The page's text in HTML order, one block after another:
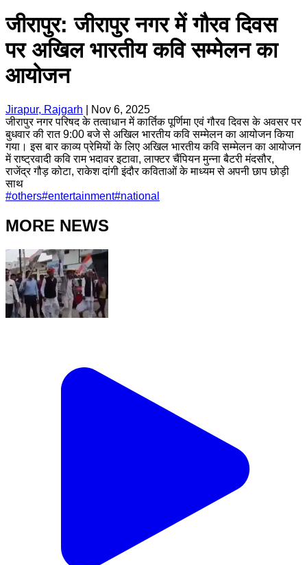
जीरापुर: जीरापुर नगर में गौरव दिवस
पर अखिल भारतीय कवि सम्मेलन का
आयोजन
Jirapur, Rajgarh
Nov 6, 2025
जीरापुर नगर परिषद के तत्वाधान में कार्तिक पूर्णिमा एवं गौरव दिवस के अवसर पर
बुधवार की रात 9:00 बजे से अखिल भारतीय कवि सम्मेलन का आयोजन किया
गया। इस बार काव्य प्रेमियों के लिए अखिल भारतीय कवि सम्मेलन का आयोजन
में राष्ट्रवादी कवि राम भदावर इटावा, लाफ्टर चैंपियन मुन्ना बैटरी मंदसौर,
राजेंद्र गौड़ कोटा, राकेश दांगी इंदौर कविताओं के माध्यम से अपनी छाप छोड़ी
साथ
#others#entertainment#national
MORE NEWS